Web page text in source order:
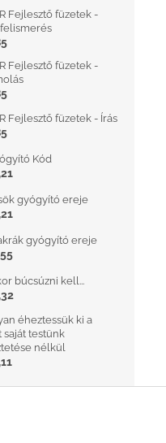
Fejlesztő füzetek -
Fejlesztő füzetek -
Fejlesztő füzetek - Írás
Kód
gyógyító ereje
gyógyító ereje
búcsúzni kell...
éheztessük ki a
saját testünk
nélkül